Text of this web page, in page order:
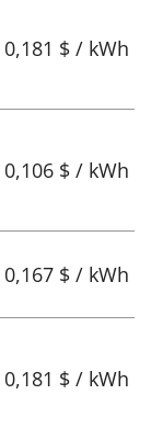
0,181 $ / kWh
0,106 $ / kWh
0,167 $ / kWh
0,181 $ / kWh